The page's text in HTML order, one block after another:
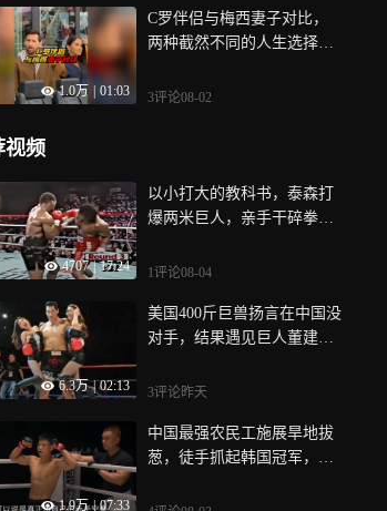
1.0万 01:03
C罗伴侣与梅西妻子对比，
两种截然不同的人生选择｜
3评论08-02
视频
4707 | 17:24
以小打大的教科书，泰森打
爆两米巨人，亲手干碎拳坛
1评论08-04
6.3万 | 02:13
美国400斤巨兽扬言在中国没
对手，结果遇见巨人董建
3评论昨天
1.9万 | 07:33
中国最强农民工施展旱地拔
葱，徒手抓起韩国冠军，吓